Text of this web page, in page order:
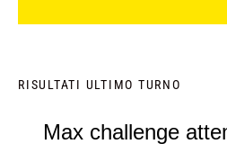
RISULTATI ULTIMO TURNO